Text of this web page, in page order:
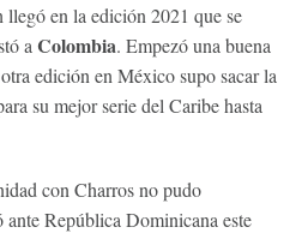
en la edición 2021 que se
a Colombia. Empezó una buena
edición en México supo sacar la
su mejor serie del Caribe hasta
con Charros no pudo
República Dominicana este